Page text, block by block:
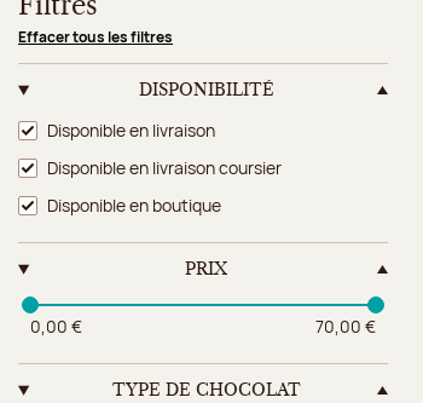
Filtres
Effacer tous les filtres
DISPONIBILITÉ
Disponibilité
Disponible en livraison
Disponible en livraison coursier
Disponible en boutique
PRIX
0,00 € 70,00 €
TYPE DE CHOCOLAT